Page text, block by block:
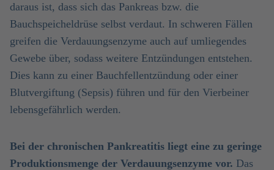
daraus ist, dass sich das Pankreas bzw. die
Bauchspeicheldrüse selbst verdaut. In schweren Fällen
greifen die Verdauungsenzyme auch auf umliegendes
Gewebe über, sodass weitere Entzündungen entstehen.
Dies kann zu einer Bauchfellentzündung oder einer
Blutvergiftung (Sepsis) führen und für den Vierbeiner
lebensgefährlich werden.
Bei der chronischen Pankreatitis liegt eine zu geringe
Produktionsmenge der Verdauungsenzyme vor. Das